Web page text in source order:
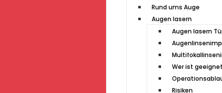
Rund ums Auge
Augen lasern
Augen lasern
Wer ist
Risiken